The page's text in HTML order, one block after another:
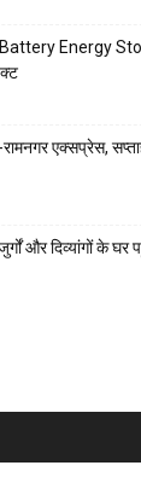
Battery Energy
एक्सप्रेस,
और दिव्यांगों के